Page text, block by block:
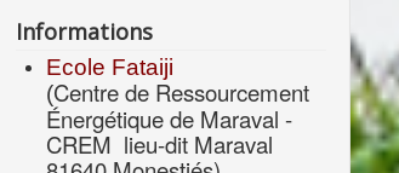
Informations
Ecole Fataiji
(Centre de Ressourcement
Énergétique de Maraval -
CREM lieu-dit Maraval